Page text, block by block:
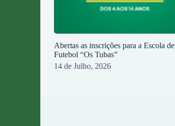
Abertas as inscrições para a Escola de
Futebol “Os Tubas”
14 de Julho, 2026